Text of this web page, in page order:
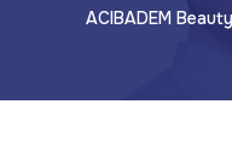
ACIBADEM